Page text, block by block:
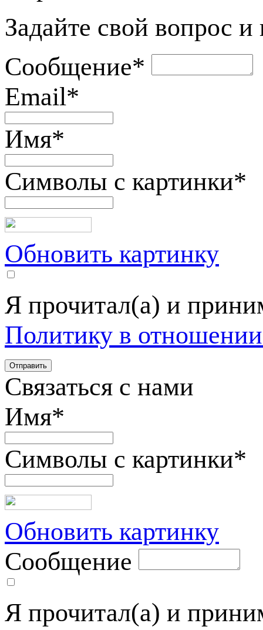
Задайте свой вопрос
Сообщение*
Email*
Имя*
Символы с картинки*
Обновить картинку
Я прочитал(а) и
Политику в
Связаться с нами
Имя*
Символы с картинки*
Обновить картинку
Сообщение
Я прочитал(а) и